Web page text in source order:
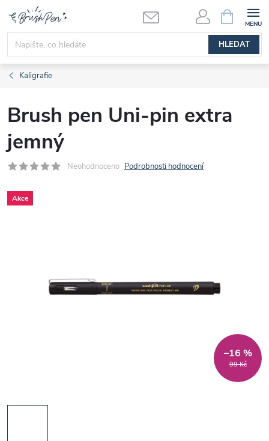
obsah
HLEDAT
NÁKUPNÍ
KOŠÍK
Kaligrafie
Brush pen Uni-pin extra
jemný
Neohodnoceno Podrobnosti hodnocení
Akce
99 Kč
–16 %